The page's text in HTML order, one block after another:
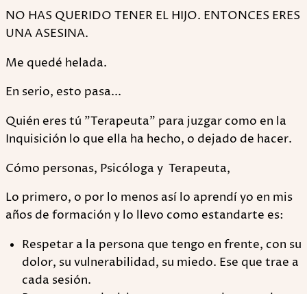
NO HAS QUERIDO TENER EL HIJO. ENTONCES ERES
UNA ASESINA.
Me quedé helada.
En serio, esto pasa...
Quién eres tú "Terapeuta" para juzgar como en la
Inquisición lo que ella ha hecho, o dejado de hacer.
Cómo personas, Psicóloga y Terapeuta,
Lo primero, o por lo menos así lo aprendí yo en mis
años de formación y lo llevo como estandarte es:
Respetar a la persona que tengo en frente, con su
dolor, su vulnerabilidad, su miedo. Ese que trae a
cada sesión.